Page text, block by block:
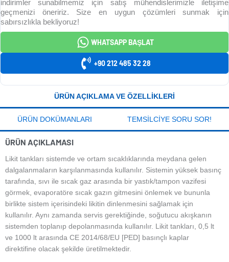
indirimler sunabilmemiz için satış mühendislerimizle iletişime
geçmenizi öneririz. Size en uygun çözümleri sunmak için
sabırsızlıkla bekliyoruz!
WHATSAPP BAŞLAT
+90 212 485 32 28
ÜRÜN AÇIKLAMA VE ÖZELLIKLERI
ÜRÜN DOKÜMANLARI TEMSILCIYE SORU SOR!
ÜRÜN AÇIKLAMASI
Likit tankları sistemde ve ortam sıcaklıklarında meydana gelen
dalgalanmaların karşılanmasında kullanılır. Sistemin yüksek basınç
tarafında, sıvı ile sıcak gaz arasında bir yastık/tampon vazifesi
görmek, evaporatöre sıcak gazın gitmesini önlemek ve bununla
birlikte sistem içerisindeki likitin dinlenmesini sağlamak için
kullanılır. Aynı zamanda servis gerektiğinde, soğutucu akışkanın
sistemden toplanıp depolanmasında kullanılır. Likit tankları, 0,5 lt
ve 1000 lt arasında CE 2014/68/EU [PED] basınçlı kaplar
direktifine olacak şekilde üretilmektedir.